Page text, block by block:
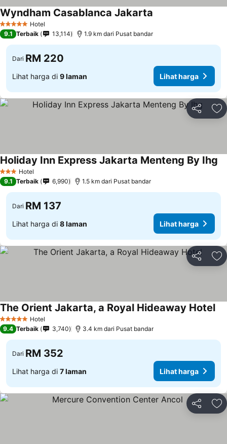
5 Bintang Hotel
Wyndham Casablanca Jakarta
9.1 Terbaik 13,114 1.9 km dari Pusat bandar
Dari RM 220
Lihat harga di 9 laman Lihat harga
Kongsi
3 BintangHotel
Holiday Inn Express Jakarta Menteng By Ihg
9.1 Terbaik 6,990 1.5 km dari Pusat bandar
Dari RM 137
Lihat harga di 8 laman Lihat harga
Kongsi
5 Bintang Hotel
The Orient Jakarta, a Royal Hideaway Hotel
9.4 Terbaik 3,740 3.4 km dari Pusat bandar
Dari RM 352
Lihat harga di 7 laman Lihat harga
Kongsi